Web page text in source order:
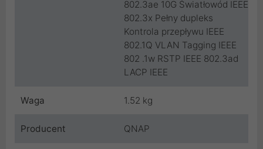
802.3ae 10G Światłowód IEEE
802.3x Pełny dupleks
Kontrola przepływu IEEE
802.1Q VLAN Tagging IEEE
802 .1w RSTP IEEE 802.3ad
LACP IEEE
Waga 1.52 kg
Producent QNAP